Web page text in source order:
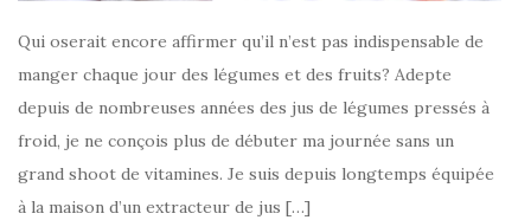
Qui oserait encore affirmer qu’il n’est pas indispensable de
manger chaque jour des légumes et des fruits? Adepte
depuis de nombreuses années des jus de légumes pressés à
froid, je ne conçois plus de débuter ma journée sans un
grand shoot de vitamines. Je suis depuis longtemps équipée
à la maison d’un extracteur de jus […]